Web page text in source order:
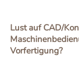
Lust auf CAD/
Vorfertigung?